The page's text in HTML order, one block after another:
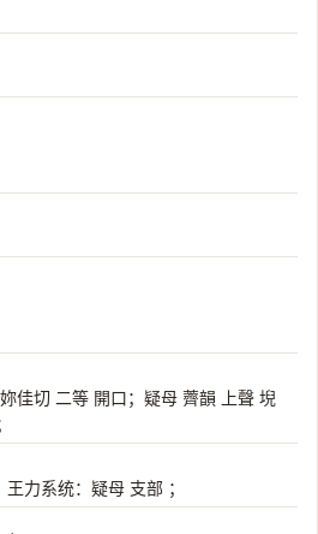
佳切 二等 開口；疑母 薺韻 上聲 堄
力系统：疑母 支部 ；